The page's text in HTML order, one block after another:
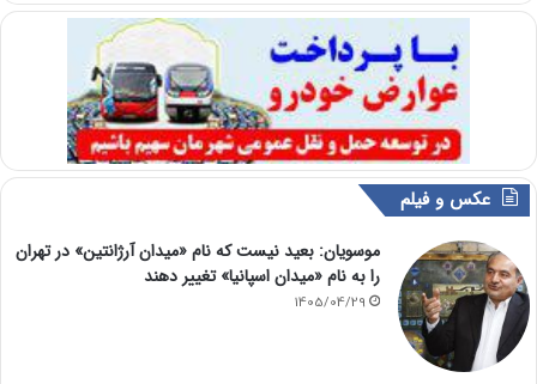
عکس و فیلم
موسویان: بعید نیست که نام «میدان آرژانتین» در تهران
را به نام «میدان اسپانیا» تغییر دهند
1405/04/29